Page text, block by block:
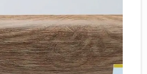
Classen
CorkArt Vinyl
CronaFloor